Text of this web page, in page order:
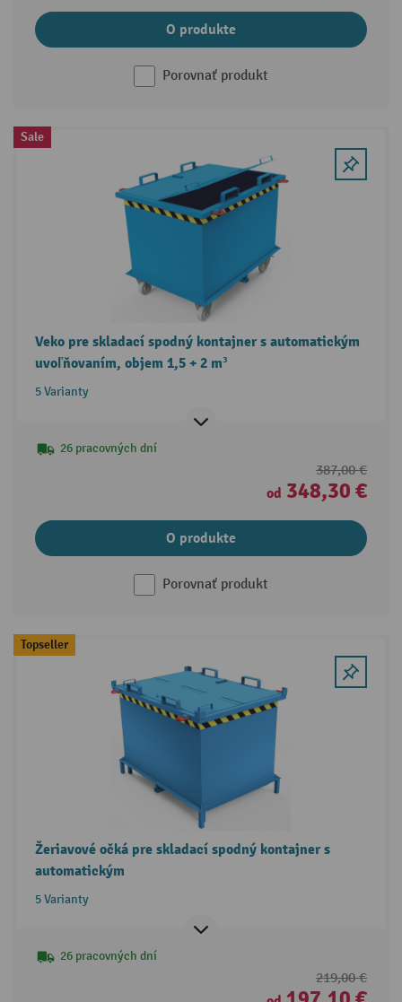
O produkte
Porovnať produkt
Sale
Veko pre skladací spodný kontajner s automatickým
uvoľňovaním, objem 1,5 + 2 m³
5 Varianty
26 pracovných dní
387,00 €
od 348,30 €
O produkte
Porovnať produkt
Topseller
Žeriavové očká pre skladací spodný kontajner s
automatickým
5 Varianty
26 pracovných dní
219,00 €